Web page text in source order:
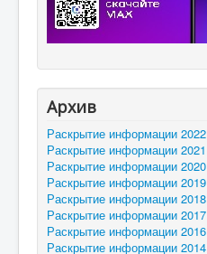
Архив
Раскрытие информации 2022
Раскрытие информации 2021
Раскрытие информации 2020
Раскрытие информации 2019
Раскрытие информации 2018
Раскрытие информации 2017
Раскрытие информации 2016
Раскрытие информации 2014